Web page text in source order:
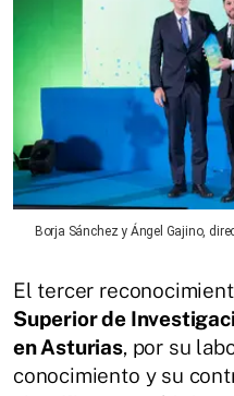
Borja Sánchez y Ángel Gajino,
El tercer
Superior de
en Asturias, por su
conocimiento y su